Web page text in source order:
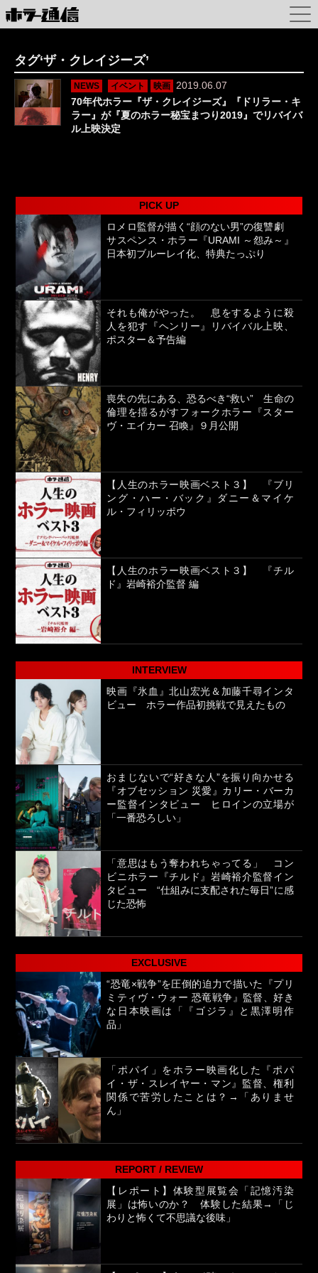
タグ‘ザ・クレイジーズ’
NEWS イベント 映画
2019.06.07
70年代ホラー『ザ・クレイジーズ』『ドリラー・キ
ラー』が『夏のホラー秘宝まつり2019』でリバイバ
ル上映決定
PICK UP
ロメロ監督が描く“顔のない男”の復讐劇
サスペンス・ホラー『URAMI ～怨み～』
日本初ブルーレイ化、特典たっぷり
それも俺がやった。 息をするように殺
人を犯す『ヘンリー』リバイバル上映、
ポスター＆予告編
喪失の先にある、恐るべき“救い” 生命の
倫理を揺るがすフォークホラー『スター
ヴ・エイカー 召喚』９月公開
【人生のホラー映画ベスト３】 『ブリ
ング・ハー・バック』ダニー＆マイケ
ル・フィリッポウ
【人生のホラー映画ベスト３】 『チル
ド』岩崎裕介監督 編
INTERVIEW
映画『氷血』北山宏光＆加藤千尋インタ
ビュー ホラー作品初挑戦で見えたもの
おまじないで“好きな人”を振り向かせる
『オブセッション 災愛』カリー・バーカ
ー監督インタビュー ヒロインの立場が
「一番恐ろしい」
「意思はもう奪われちゃってる」 コン
ビニホラー『チルド』岩崎裕介監督イン
タビュー “仕組みに支配された毎日”に感
じた恐怖
EXCLUSIVE
“恐竜×戦争”を圧倒的迫力で描いた『プリ
ミティヴ・ウォー 恐竜戦争』監督、好き
な日本映画は「『ゴジラ』と黒澤明作
品」
「ポパイ」をホラー映画化した『ポパ
イ・ザ・スレイヤー・マン』監督、権利
関係で苦労したことは？→「ありませ
ん」
REPORT / REVIEW
【レポート】体験型展覧会「記憶汚染
展」は怖いのか？ 体験した結果→「じ
わりと怖くて不思議な後味」